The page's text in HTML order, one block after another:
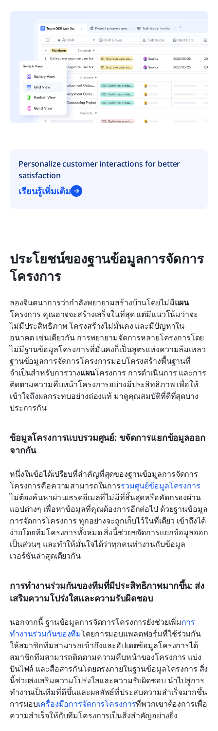
Personalize customer interactions for better
satisfaction
เรียนรู้เพิ่มเติม
ประโยชน์ของฐานข้อมูลการจัดการ
โครงการ
ลองจินตนาการว่ากำลังพยายามสร้างบ้านโดยไม่มีแผน
โครงการ คุณอาจจะสร้างเสร็จในที่สุด แต่มีแนวโน้มว่าจะ
ไม่มีประสิทธิภาพ โครงสร้างไม่มั่นคง และมีปัญหาใน
อนาคต เช่นเดียวกัน การพยายามจัดการหลายโครงการโดย
ไม่มีฐานข้อมูลโครงการที่มั่นคงก็เป็นสูตรแห่งความล้มเหลว
ฐานข้อมูลการจัดการโครงการมอบโครงสร้างพื้นฐานที่
จำเป็นสำหรับการวางแผนโครงการ การดำเนินการ และการ
ติดตามความคืบหน้าโครงการอย่างมีประสิทธิภาพ เพื่อให้
เข้าใจถึงผลกระทบอย่างถ่องแท้ มาดูคุณสมบัติที่ดีที่สุดบาง
ประการกัน
ข้อมูลโครงการแบบรวมศูนย์: ขจัดการแยกข้อมูลออก
จากกัน
หนึ่งในข้อได้เปรียบที่สำคัญที่สุดของฐานข้อมูลการจัดการ
โครงการคือความสามารถในการรวมศูนย์ข้อมูลโครงการ
ไม่ต้องค้นหาผ่านเธรดอีเมลที่ไม่มีที่สิ้นสุดหรือคัดกรองผ่าน
แอปต่างๆ เพื่อหาข้อมูลที่คุณต้องการอีกต่อไป ด้วยฐานข้อมูล
การจัดการโครงการ ทุกอย่างจะถูกเก็บไว้ในที่เดียว เข้าถึงได้
ง่ายโดยทีมโครงการทั้งหมด สิ่งนี้ช่วยขจัดการแยกข้อมูลออก
เป็นส่วนๆ และทำให้มั่นใจได้ว่าทุกคนทำงานกับข้อมูล
เวอร์ชันล่าสุดเดียวกัน
การทำงานร่วมกันของทีมที่มีประสิทธิภาพมากขึ้น: ส่ง
เสริมความโปร่งใสและความรับผิดชอบ
นอกจากนี้ ฐานข้อมูลการจัดการโครงการยังช่วยเพิ่มการ
ทำงานร่วมกันของทีมโดยการมอบแพลตฟอร์มที่ใช้ร่วมกัน
ให้สมาชิกทีมสามารถเข้าถึงและอัปเดตข้อมูลโครงการได้
สมาชิกทีมสามารถติดตามความคืบหน้าของโครงการ แบ่ง
ปันไฟล์ และสื่อสารกันโดยตรงภายในฐานข้อมูลโครงการ สิ่ง
นี้ช่วยส่งเสริมความโปร่งใสและความรับผิดชอบ นำไปสู่การ
ทำงานเป็นทีมที่ดีขึ้นและผลลัพธ์ที่ประสบความสำเร็จมากขึ้น
การมอบเครื่องมือการจัดการโครงการที่พวกเขาต้องการเพื่อ
ความสำเร็จให้กับทีมโครงการเป็นสิ่งสำคัญอย่างยิ่ง